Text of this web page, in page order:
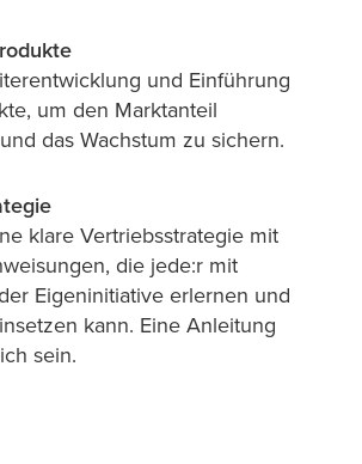
und Einführung
um den Marktanteil
das Wachstum zu sichern.
klare Vertriebsstrategie mit
die jede:r mit
Eigeninitiative erlernen und
kann. Eine Anleitung
sein.